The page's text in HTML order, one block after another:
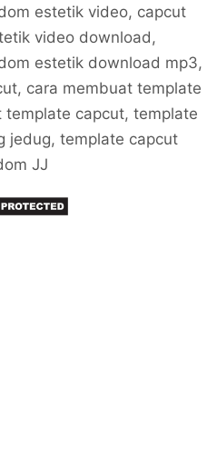
estetik video, capcut
video download,
estetik download mp3,
cara membuat template
capcut, template
jedug, template capcut
JJ